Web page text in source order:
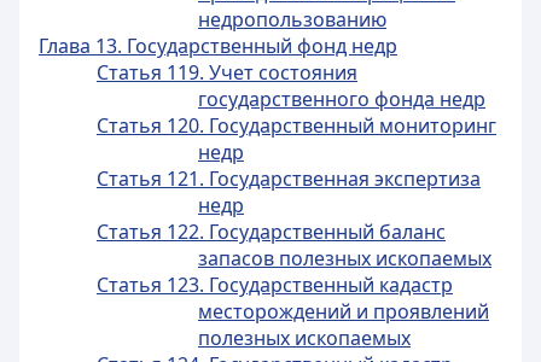
недропользованию
Глава 13. Государственный фонд недр
Статья 119. Учет состояния
государственного фонда недр
Статья 120. Государственный мониторинг
недр
Статья 121. Государственная экспертиза
недр
Статья 122. Государственный баланс
запасов полезных ископаемых
Статья 123. Государственный кадастр
месторождений и проявлений
полезных ископаемых